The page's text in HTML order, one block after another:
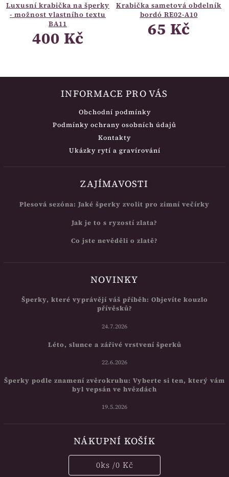
Luxusní krabička na šperky
- možnost vlastního textu
BA11
400 Kč
Krabička sametová obdelník
bordó RE02-A10
65 Kč
INFORMACE PRO VÁS
Obchodní podmínky
Podmínky ochrany osobních údajů
Kontakty
Ukázky rytí a gravírování
ZAJÍMAVOSTI
Plesová sezóna: Jaké šperky zvolit pro zimní večírky
Jak je to s ryzostí zlata?
Co jste nevěděli o zlatě?
NOVINKY
Šperky, které vyprávějí váš příběh: Objevíte kouzlo
přívěsků?
24.7.2026
Léto, slunce a zářivé vrstvení šperků
22.6.2026
Šperky podle znamení zvěrokruhu: Vyberte si ten, který vám
byl vepsán ve hvězdách
19.5.2026
NÁKUPNÍ KOŠÍK
0ks /0 Kč